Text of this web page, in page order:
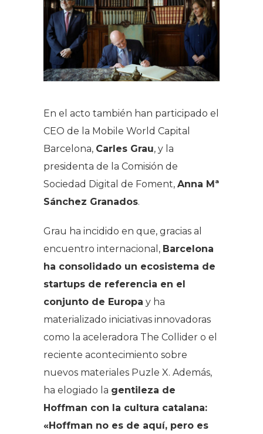
En el acto también han participado el
CEO de la Mobile World Capital
Barcelona, Carles Grau, y la
presidenta de la Comisión de
Sociedad Digital de Foment, Anna Mª
Sánchez Granados.
Grau ha incidido en que, gracias al
encuentro internacional, Barcelona
ha consolidado un ecosistema de
startups de referencia en el
conjunto de Europa y ha
materializado iniciativas innovadoras
como la aceleradora The Collider o el
reciente acontecimiento sobre
nuevos materiales Puzle X. Además,
ha elogiado la gentileza de
Hoffman con la cultura catalana:
«Hoffman no es de aquí, pero es